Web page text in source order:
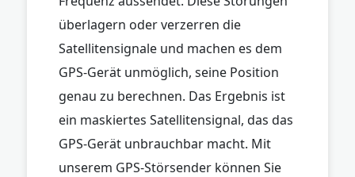
überlagern oder verzerren die
Satellitensignale und machen es dem
GPS-Gerät unmöglich, seine Position
genau zu berechnen. Das Ergebnis ist
ein maskiertes Satellitensignal, das das
GPS-Gerät unbrauchbar macht. Mit
unserem GPS-Störsender können Sie